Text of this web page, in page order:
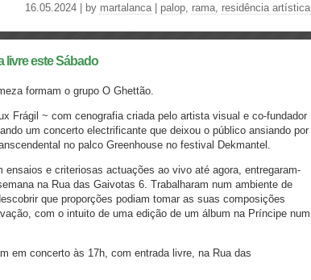
16.05.2024 | by martalanca| palop, rama, residência artística
livre este Sábado
formam o grupo O Ghettão.
Frágil ~ com cenografia criada pelo artista visual e co-fundador
um concerto electrificante que deixou o público ansiando por
no palco Greenhouse no festival Dekmantel.
ensaios e criteriosas actuações ao vivo até agora, entregaram-
na Rua das Gaivotas 6. Trabalharam num ambiente de
que proporções podiam tomar as suas composições
com o intuito de uma edição de um álbum na Príncipe num
em concerto às 17h, com entrada livre, na Rua das